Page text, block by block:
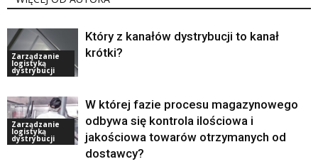
Zarządzanie
logistyką
dystrybucji
Który z kanałów dystrybucji to kanał
krótki?
Zarządzanie
logistyką
dystrybucji
W której fazie procesu magazynowego
odbywa się kontrola ilościowa i
jakościowa towarów otrzymanych od
dostawcy?